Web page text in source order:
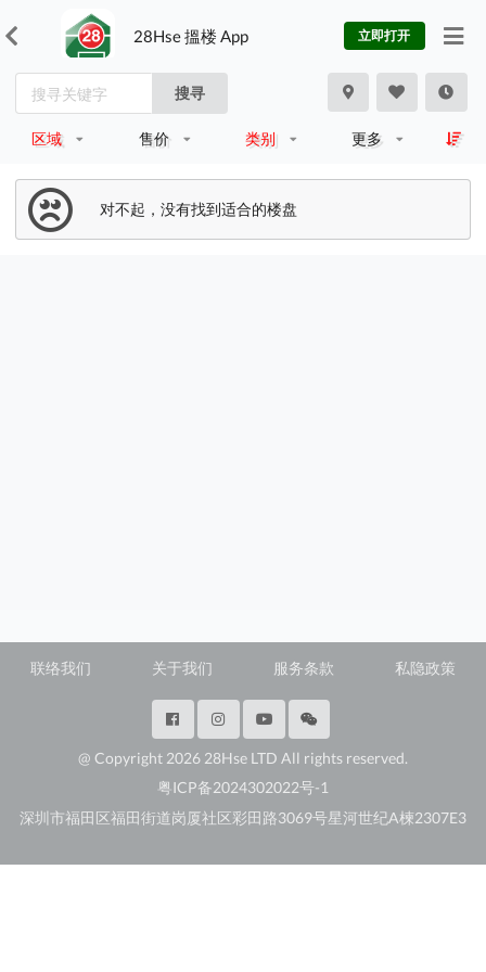
28Hse 搵楼 App 立即打开
搜寻
区域 售价 类别 更多
对不起，没有找到适合的楼盘
联络我们 关于我们 服务条款 私隐政策
@ Copyright 2026 28Hse LTD All rights reserved.
粤ICP备2024302022号-1
深圳市福田区福田街道岗厦社区彩田路3069号星河世纪A楝2307E3